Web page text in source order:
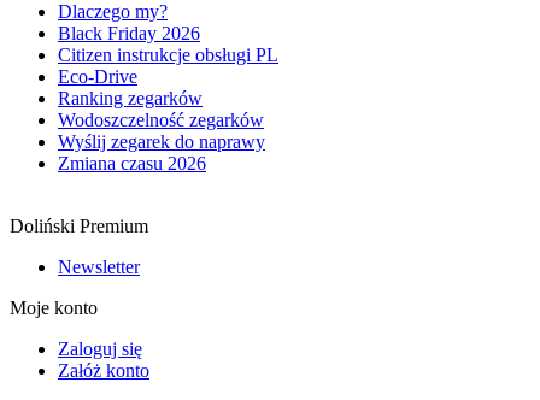
Dlaczego my?
Black Friday 2026
Citizen instrukcje obsługi PL
Eco-Drive
Ranking zegarków
Wodoszczelność zegarków
Wyślij zegarek do naprawy
Zmiana czasu 2026
Doliński Premium
Newsletter
Moje konto
Zaloguj się
Załóż konto